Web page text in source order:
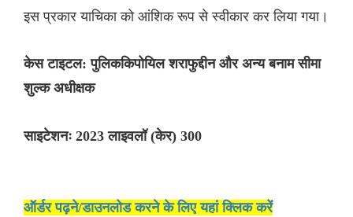
इस प्रकार याचिका को आंशिक रूप से स्वीकार कर लिया गया।
केस टाइटल: पुलिककिपोयिल शराफुद्दीन और अन्य बनाम सीमा
शुल्क अधीक्षक
साइटेशनः 2023 लाइवलॉ (केर) 300
ऑर्डर पढ़ने/डाउनलोड करने के लिए यहां क्लिक करें